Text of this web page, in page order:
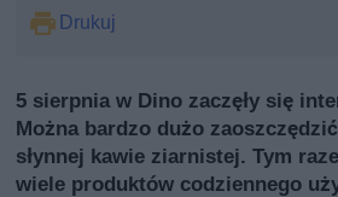
Drukuj
5 sierpnia w Dino zaczęły się
Można bardzo dużo
słynnej kawie ziarnistej. Tym
wiele produktów codziennego